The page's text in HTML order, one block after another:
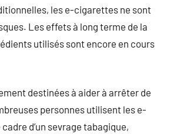
les e-cigarettes ne sont
Les effets à long terme de la
utilisés sont encore en cours
destinées à aider à arrêter de
personnes utilisent les e-
d’un sevrage tabagique,